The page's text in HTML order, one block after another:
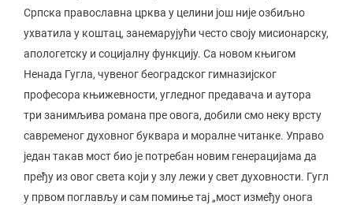
Српска православна црква у целини још није озбиљно
ухватила у коштац, занемарујући често своју мисионарску,
апологетску и социјалну функцију. Са новом књигом
Ненада Гугла, чувеног београдског гимназијског
професора књижевности, угледног предавача и аутора
три занимљива романа пре овога, добили смо неку врсту
савременог духовног буквара и моралне читанке. Управо
један такав мост био је потребан новим генерацијама да
пређу из овог света који у злу лежи у свет духовности. Гугл
у првом поглављу и сам помиње тај „мост између онога